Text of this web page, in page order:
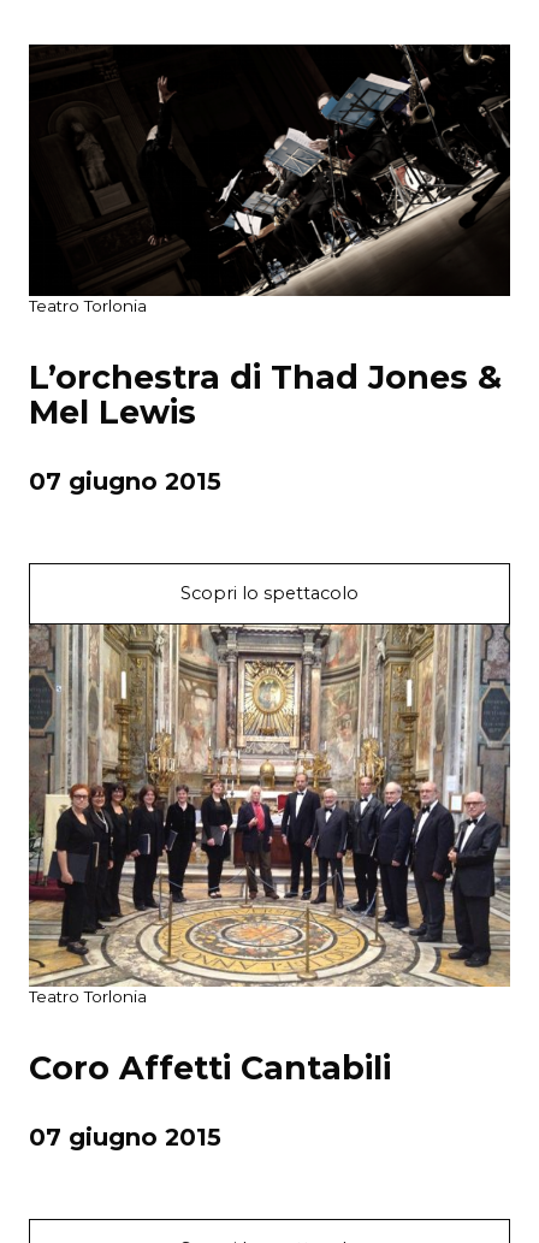
Teatro Torlonia
L’orchestra di Thad Jones &
Mel Lewis
07 giugno 2015
Scopri lo spettacolo
Teatro Torlonia
Coro Affetti Cantabili
07 giugno 2015